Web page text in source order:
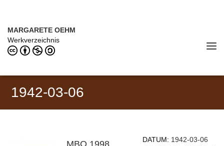
MARGARETE OEHM
Werkverzeichnis
1942-03-06
DATUM: 1942-03-06